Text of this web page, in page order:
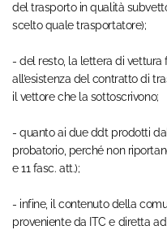
del trasporto in qualità
scelto quale trasportatore);
- del resto, la lettera di
all’esistenza del contratto di
il vettore che la sottoscrivono;
- quanto ai due ddt prodotti
probatorio, perché non
e 11 fasc. att.);
- infine, il contenuto della
proveniente da ITC e diretta